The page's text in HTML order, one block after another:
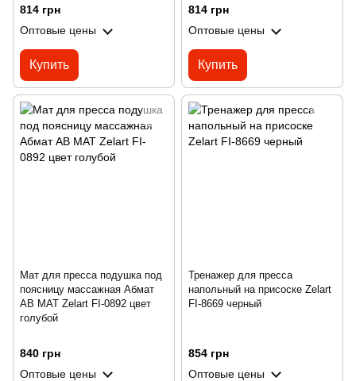
814 грн
Оптовые цены
Купить
814 грн
Оптовые цены
Купить
Мат для пресса подушка под
поясницу массажная Абмат
AB MAT Zelart FI-0892 цвет
голубой
840 грн
Оптовые цены
Тренажер для пресса
напольный на присоске Zelart
FI-8669 черный
854 грн
Оптовые цены